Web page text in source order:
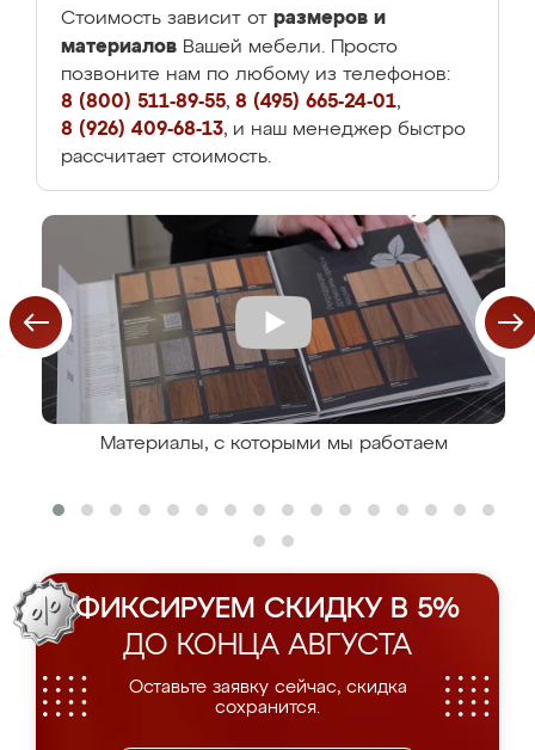
Стоимость зависит от размеров и
материалов Вашей мебели. Просто
позвоните нам по любому из телефонов:
8 (800) 511-89-55, 8 (495) 665-24-01,
8 (926) 409-68-13, и наш менеджер быстро
рассчитает стоимость.
Материалы, с которыми мы работаем
ФИКСИРУЕМ СКИДКУ В 5%
ДО КОНЦА АВГУСТА
Оставьте заявку сейчас, скидка
сохранится.